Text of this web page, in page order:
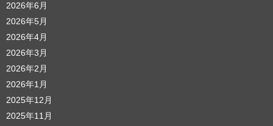
2026年6月
2026年5月
2026年4月
2026年3月
2026年2月
2026年1月
2025年12月
2025年11月